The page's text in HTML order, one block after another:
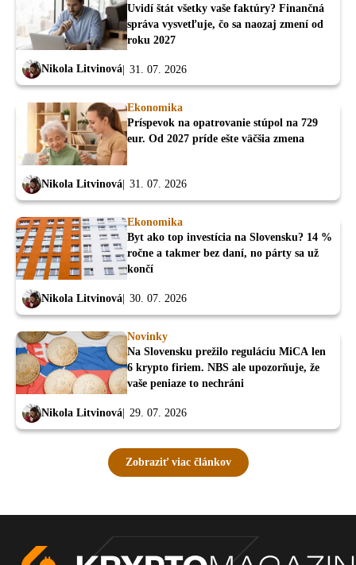
Uvidí štát všetky vaše faktúry? Finančná
správa vysvetľuje, čo sa naozaj zmení od
roku 2027
Nikola Litvinová 31. 07. 2026
Ekonomika
Príspevok na opatrovanie stúpol na 729
eur. Od 2027 príde ešte väčšia zmena
Nikola Litvinová 31. 07. 2026
Ekonomika
Byt ako top investícia na Slovensku? 14 %
ročne a takmer bez daní, no párty sa už
končí
Nikola Litvinová 30. 07. 2026
Novinky
Na Slovensku prežilo reguláciu MiCA len
6 krypto firiem. NBS ale upozorňuje, že
vaše peniaze to nechráni
Nikola Litvinová 29. 07. 2026
Zobraziť viac článkov